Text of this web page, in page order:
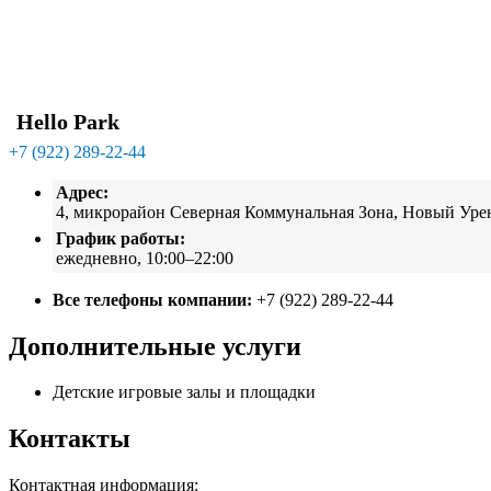
Hello Park
+7 (922) 289-22-44
Адрес:
4, микрорайон Северная Коммунальная Зона, Новый
График работы:
ежедневно, 10:00–22:00
Все телефоны компании: +7 (922) 289-22-44
Дополнительные услуги
Детские игровые залы и площадки
Контакты
Контактная информация: